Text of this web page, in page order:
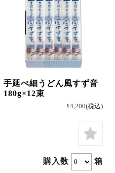
手延べ細うどん風すず音
180g×12束
¥4,200(税込)
購入数 箱